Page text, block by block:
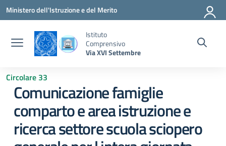
Vai ai contenuti
Vai al menu di navigazione
Vai al footer
Ministero dell'Istruzione e del Merito
Istituto
Comprensivo
Via XVI Settembre
Circolare 33
Comunicazione famiglie
comparto e area istruzione e
ricerca settore scuola sciopero